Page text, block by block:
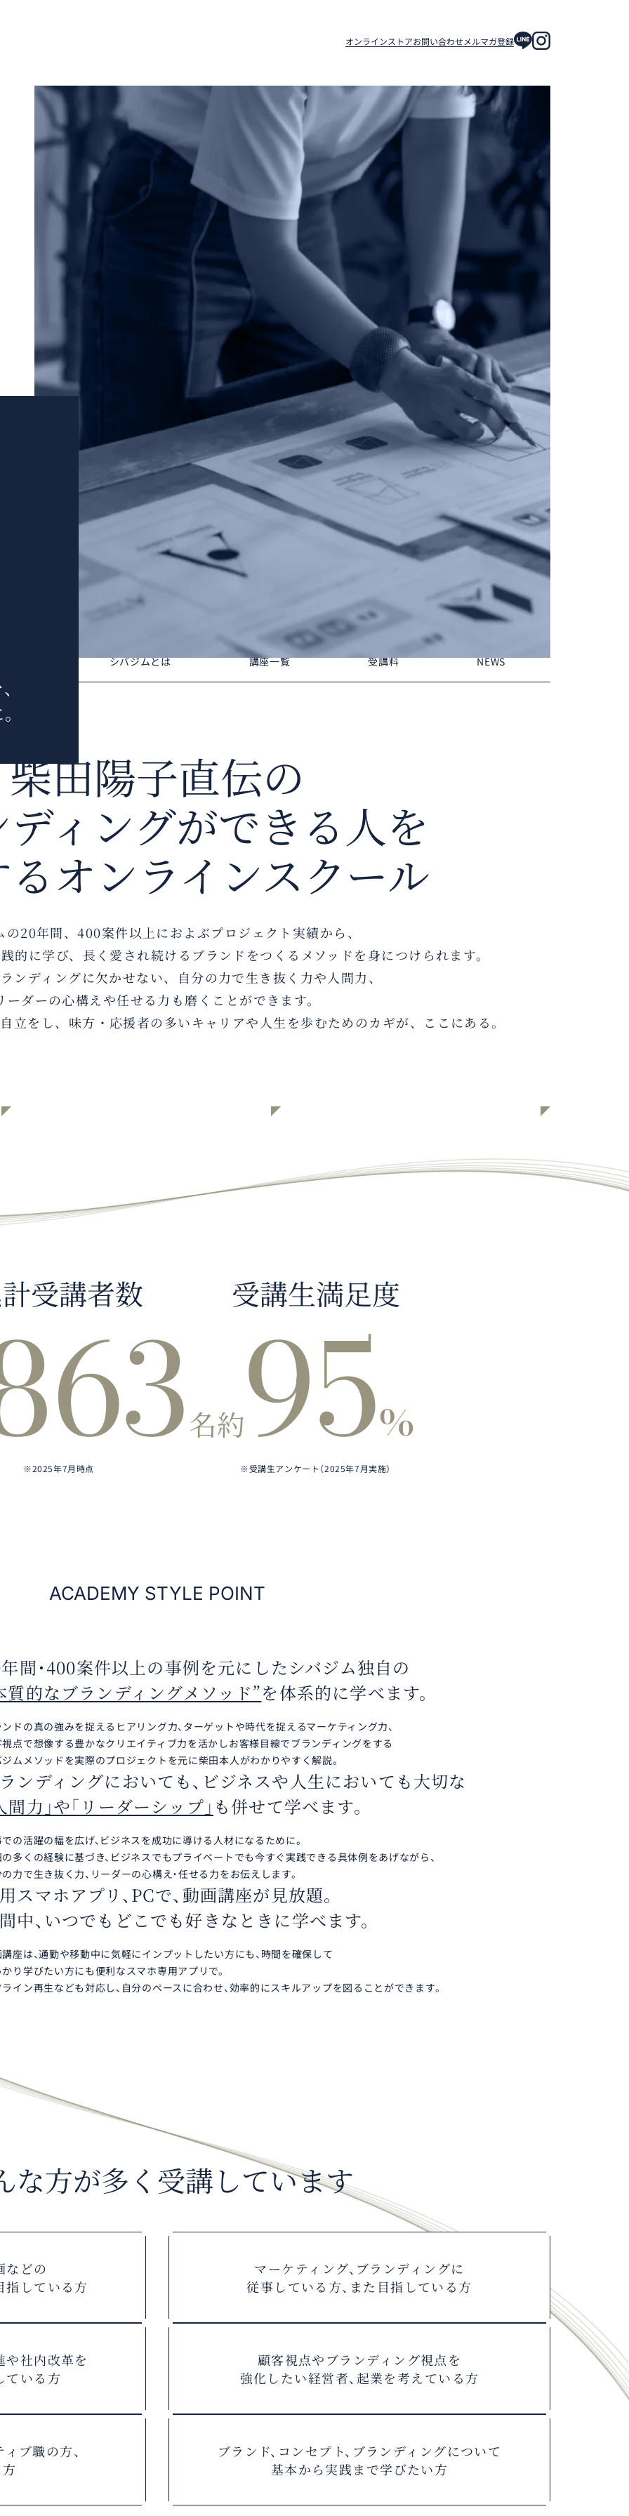
オンラインストアお問い合わせ メルマガ登録
シバジムとは 講座一覧 受講料 NEWS
柴田陽子直伝の
ィングができる人を
オンラインスクール
の20年間、400案件以上におよぶプロジェクト実績から、
的に学び、長く愛され続けるブランドをつくるメソッドを身につけられます。
ンディングに欠かせない、自分の力で生き抜く力や人間力、
ーダーの心構えや任せる力も磨くことができます。
立をし、味方・応援者の多いキャリアや人生を歩むためのカギが、ここにある。
受講者数
名
※2025年7月時点
受講生満足度
約95%
※受講生アンケート（2025年7月実施）
ACADEMY STYLE POINT
間・400案件以上の事例を元にしたシバジム独自の
質的なブランディングメソッド”を体系的に学べます。
ドの真の強みを捉えるヒアリング力、ターゲットや時代を捉えるマーケティング力、
点で想像する豊かなクリエイティブ力を活かしお客様目線でブランディングをする
ムメソッドを実際のプロジェクトを元に柴田本人がわかりやすく解説。
ンディングにおいても、 ビジネスや人生においても大切な
間力」や「リーダーシップ」 も併せて学べます。
の活躍の幅を広げ、ビジネスを成功に導ける人材になるために。
多くの経験に基づき、ビジネスでもプライベートでも今すぐ実践できる具体例をあげながら、
力で生き抜く力、リーダーの心構え・任せる力をお伝えします。
スマホアプリ、PCで、 動画講座が見放題。
中、いつでもどこでも好きなときに学べます。
座は、通勤や移動中に気軽にインプットしたい方にも、時間を確保して
り学びたい方にも便利なスマホ専用アプリで。
イン再生なども対応し、自分のペースに合わせ、効率的にスキルアップを図ることができます。
な方が多く受講しています
などの
指している方
マーケティング、ブランディングに
従事している方、 また目指している方
や社内改革を
ている方
顧客視点やブランディング視点を
強化したい経営者、 起業を考えている方
ブ職の方、
ブランド、コンセプト、 ブランディングについて
基本から実践まで学びたい方